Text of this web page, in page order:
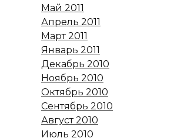
Май 2011
Апрель 2011
Март 2011
Январь 2011
Декабрь 2010
Ноябрь 2010
Октябрь 2010
Сентябрь 2010
Август 2010
Июль 2010